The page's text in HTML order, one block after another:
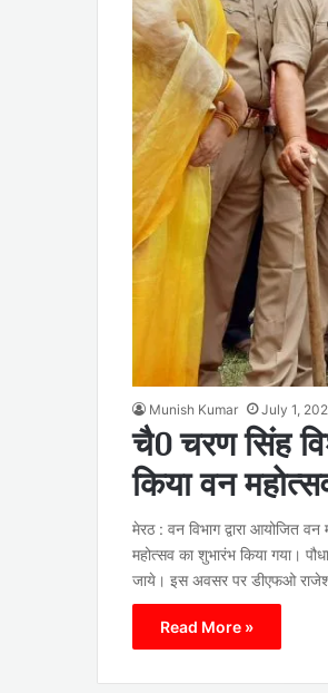
Munish Kumar July 1,
चै0 चरण सिंह
किया वन
मेरठ : वन विभाग द्वारा आयोजित वन
महोत्सव का शुभारंभ किया गया।
जाये। इस अवसर पर डीएफओ राजेश
Read More »